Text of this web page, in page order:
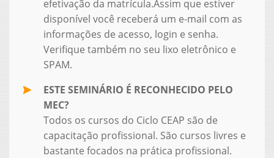
efetivação da matrícula.Assim que estiver
disponível você receberá um e-mail com as
informações de acesso, login e senha.
Verifique também no seu lixo eletrônico e
SPAM.
ESTE SEMINÁRIO É RECONHECIDO PELO
MEC?
Todos os cursos do Ciclo CEAP são de
capacitação profissional. São cursos livres e
bastante focados na prática profissional.